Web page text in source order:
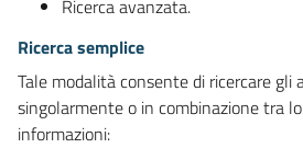
Ricerca avanzata.
Ricerca semplice
Tale modalità consente di ricercare gli
singolarmente o in combinazione tra
informazioni: